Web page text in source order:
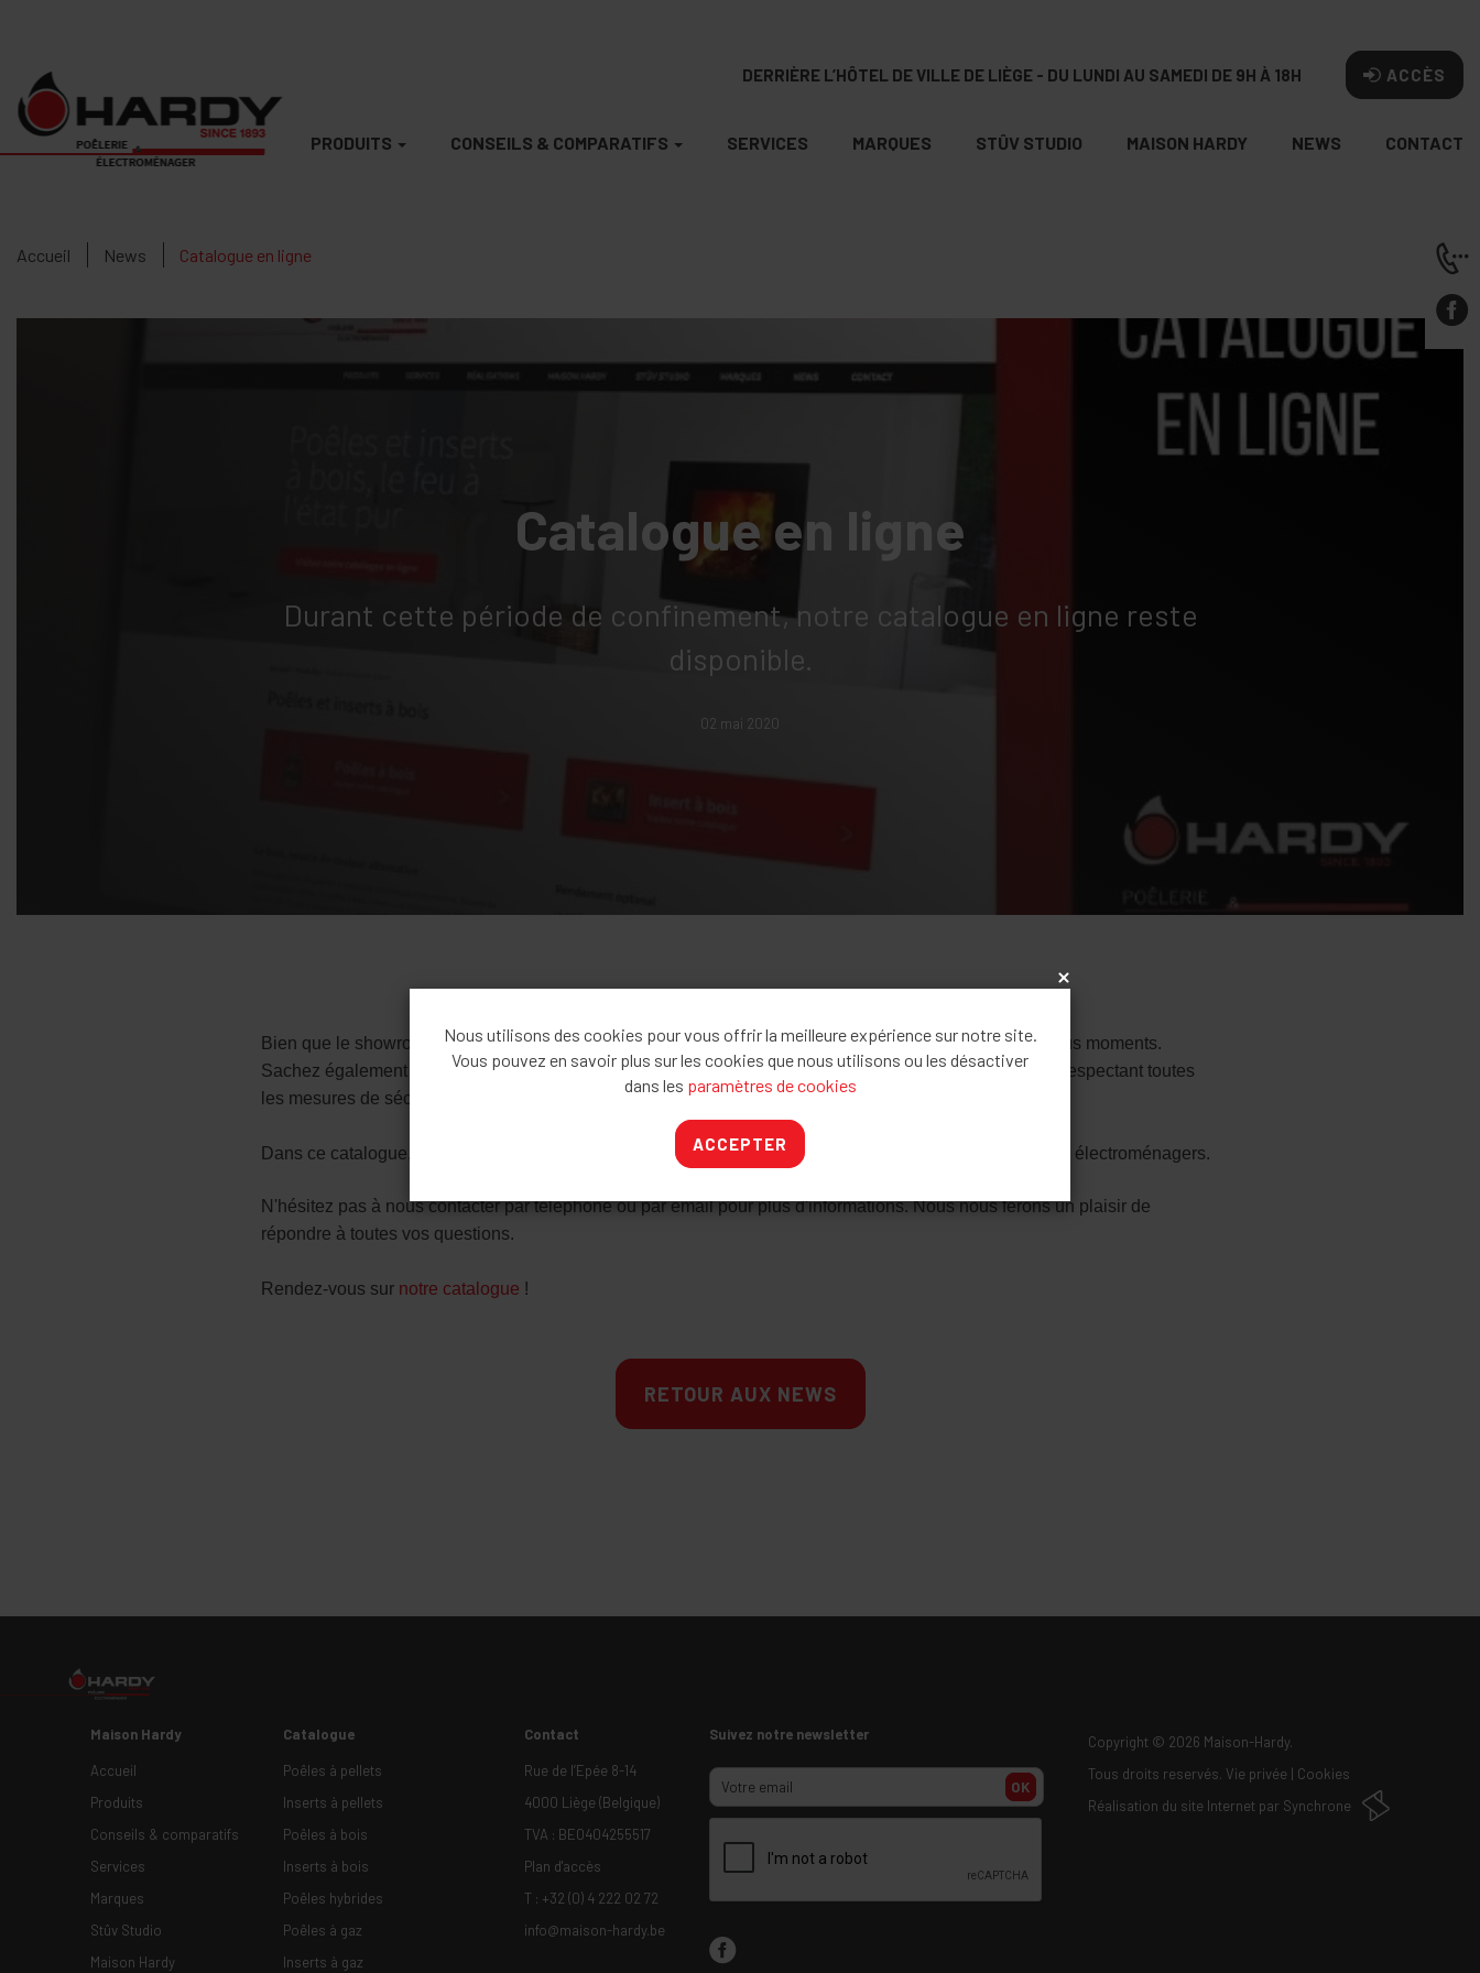
DERRIÈRE L’HÔTEL DE VILLE DE LIÈGE - DU LUNDI AU SAMEDI DE 9H À 18H ACCÈS
PRODUITS CONSEILS & COMPARATIFS SERVICES MARQUES STÛV STUDIO MAISON HARDY NEWS CONTACT
Accueil News Catalogue en ligne
Catalogue en ligne
Durant cette période de confinement, notre catalogue en ligne reste
disponible.
02 mai 2020
Bien que le showroom soit actuellement fermé, il est possible de consulter notre catalogue en ligne à tous moments.
Sachez également que nous assurons tous les services de livraison, d'installation et de dépannage en respectant toutes
les mesures de sécurité nécessaires.
Dans ce catalogue, vous trouverez les différentes rubriques de nos poêles et inserts mais aussi tous nos électroménagers.
N'hésitez pas à nous contacter par téléphone ou par email pour plus d'informations. Nous nous ferons un plaisir de
répondre à toutes vos questions.
Rendez-vous sur notre catalogue !
RETOUR AUX NEWS
Maison Hardy
Accueil
Produits
Conseils & comparatifs
Services
Marques
Stûv Studio
Maison Hardy
Catalogue
Poêles à pellets
Inserts à pellets
Poêles à bois
Inserts à bois
Poêles hybrides
Poêles à gaz
Inserts à gaz
Contact
Rue de l’Epée 8-14
4000 Liège (Belgique)
TVA : BE0404255517
Plan d'accès
T : +32 (0) 4 222 02 72
info@maison-hardy.be
Suivez notre newsletter
OK
Copyright © 2026 Maison-Hardy.
Tous droits reservés. Vie privée
Cookies
Réalisation du site Internet par Synchrone
x
Nous utilisons des cookies pour vous offrir la meilleure expérience sur notre site.
Vous pouvez en savoir plus sur les cookies que nous utilisons ou les désactiver
dans les paramètres de cookies
ACCEPTER